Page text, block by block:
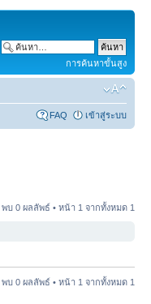
การค้นหาขั้นสูง
FAQ เข้าสู่ระบบ
พบ 0 ผลลัพธ์ • หน้า 1 จากทั้งหมด 1
พบ 0 ผลลัพธ์ • หน้า 1 จากทั้งหมด 1